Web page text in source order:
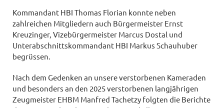
Kommandant HBI Thomas Florian konnte neben
zahlreichen Mitgliedern auch Bürgermeister Ernst
Kreuzinger, Vizebürgermeister Marcus Dostal und
Unterabschnittskommandant HBI Markus Schauhuber
begrüssen.
Nach dem Gedenken an unsere verstorbenen Kameraden
und besonders an den 2025 verstorbenen langjährigen
Zeugmeister EHBM Manfred Tachetzy folgten die Berichte